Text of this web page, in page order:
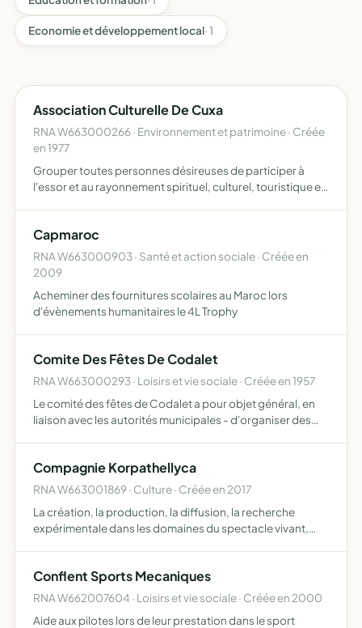
Economie et développement local· 1
Association Culturelle De Cuxa
RNA W663000266 · Environnement et patrimoine · Créée
en 1977
Grouper toutes personnes désireuses de participer à
l'essor et au rayonnement spirituel, culturel, touristique et
Capmaroc
RNA W663000903 · Santé et action sociale · Créée en
2009
Acheminer des fournitures scolaires au Maroc lors
d'évènements humanitaires le 4L Trophy
Comite Des Fêtes De Codalet
RNA W663000293 · Loisirs et vie sociale · Créée en 1957
Le comité des fêtes de Codalet a pour objet général, en
liaison avec les autorités municipales - d'organiser des
Compagnie Korpathellyca
RNA W663001869 · Culture · Créée en 2017
La création, la production, la diffusion, la recherche
expérimentale dans les domaines du spectacle vivant,
création, pro…
Conflent Sports Mecaniques
RNA W662007604 · Loisirs et vie sociale · Créée en 2000
Aide aux pilotes lors de leur prestation dans le sport